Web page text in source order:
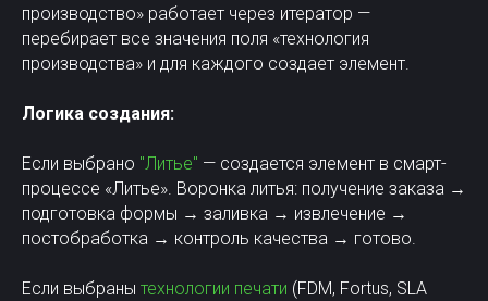
производство» работает через итератор —
перебирает все значения поля «технология
производства» и для каждого создает элемент.
Логика создания:
Если выбрано "Литье" — создается элемент в смарт-
процессе «Литье». Воронка литья: получение заказа →
подготовка формы → заливка → извлечение →
постобработка → контроль качества → готово.
Если выбраны технологии печати (FDM, Fortus, SLA